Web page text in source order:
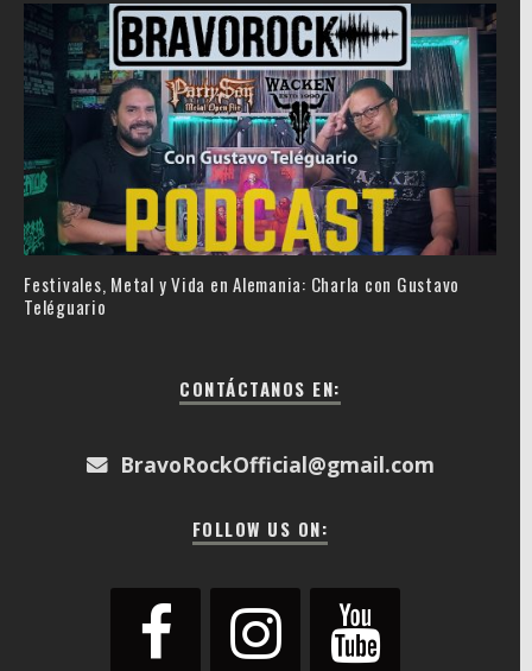
Festivales, Metal y Vida en Alemania: Charla con Gustavo
Teléguario
CONTÁCTANOS EN:
BravoRockOfficial@gmail.com
FOLLOW US ON: